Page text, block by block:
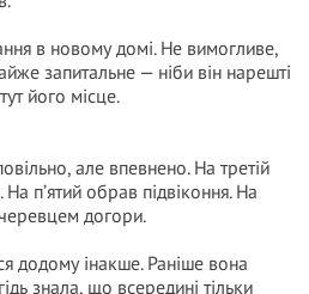
в новому домі. Не вимогливе,
запитальне — ніби він нарешті
його місце.
але впевнено. На третій
п’ятий обрав підвіконня. На
догори.
додому інакше. Раніше вона
знала, що всередині тільки